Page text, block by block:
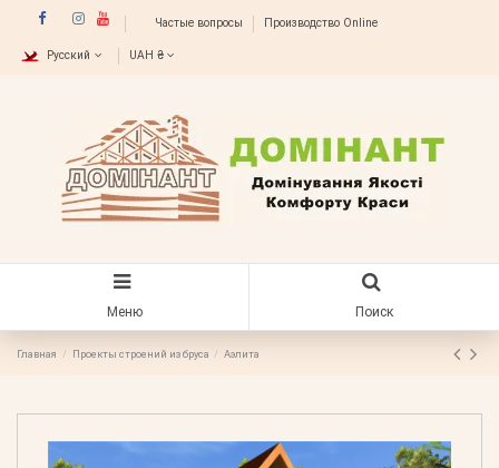
Частые вопросы Производство Online
Русский UAH ₴
Меню Поиск
Главная Проекты строений из бруса Аэлита